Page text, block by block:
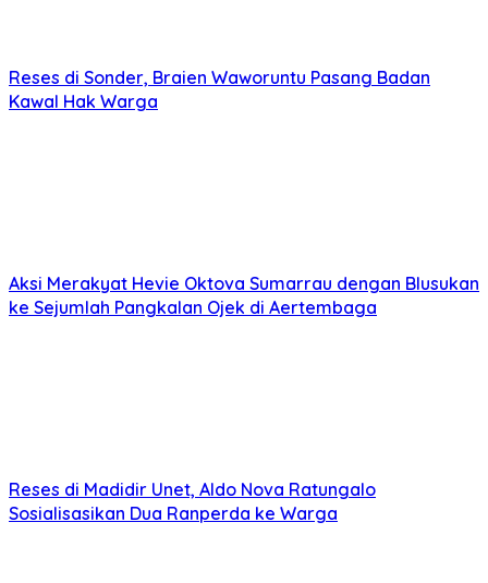
Reses di Sonder, Braien Waworuntu Pasang Badan
Kawal Hak Warga
Aksi Merakyat Hevie Oktova Sumarrau dengan Blusukan
ke Sejumlah Pangkalan Ojek di Aertembaga
Reses di Madidir Unet, Aldo Nova Ratungalo
Sosialisasikan Dua Ranperda ke Warga